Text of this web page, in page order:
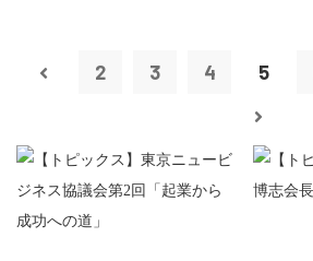
2 3 4 5